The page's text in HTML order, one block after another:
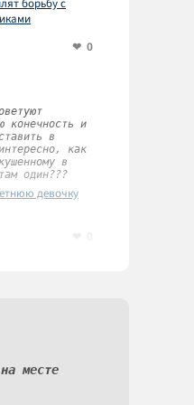
борьбу с
0
конечность и
в
как
в
один???
девочку
месте